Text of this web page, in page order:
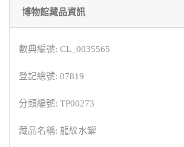
博物館藏品資訊
數典編號: CL_0035565
登記總號: 07819
分類編號: TP00273
藏品名稱: 龍紋水罐